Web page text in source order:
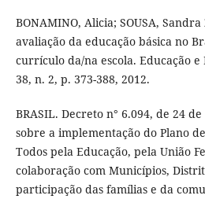
BONAMINO, Alicia; SOUSA,
avaliação da educação básica no
currículo da/na escola. Educação e
38, n. 2, p. 373-388, 2012.
BRASIL. Decreto n° 6.094, de 24
sobre a implementação do Plano
Todos pela Educação, pela União
colaboração com Municípios,
participação das famílias e da